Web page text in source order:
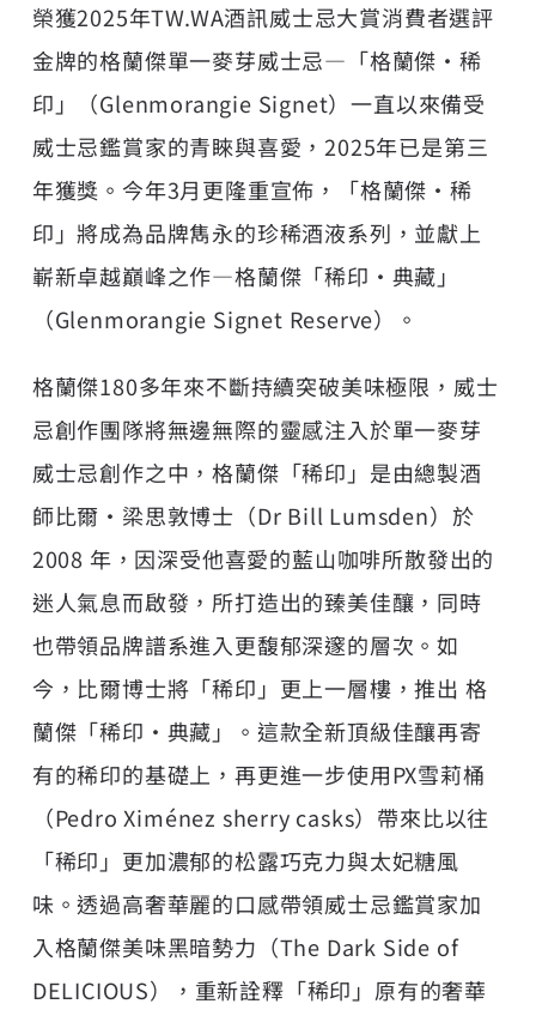
榮獲2025年TW.WA酒訊威士忌大賞消費者選評
金牌的格蘭傑單一麥芽威士忌—「格蘭傑・稀
印」（Glenmorangie Signet）一直以來備受
威士忌鑑賞家的青睞與喜愛，2025年已是第三
年獲獎。今年3月更隆重宣佈，「格蘭傑・稀
印」將成為品牌雋永的珍稀酒液系列，並獻上
嶄新卓越巔峰之作—格蘭傑「稀印‧典藏」
（Glenmorangie Signet Reserve）。
格蘭傑180多年來不斷持續突破美味極限，威士
忌創作團隊將無邊無際的靈感注入於單一麥芽
威士忌創作之中，格蘭傑「稀印」是由總製酒
師比爾‧梁思敦博士（Dr Bill Lumsden）於
2008 年，因深受他喜愛的藍山咖啡所散發出的
迷人氣息而啟發，所打造出的臻美佳釀，同時
也帶領品牌譜系進入更馥郁深邃的層次。如
今，比爾博士將「稀印」更上一層樓，推出 格
蘭傑「稀印‧典藏」。這款全新頂級佳釀再寄
有的稀印的基礎上，再更進一步使用PX雪莉桶
（Pedro Ximénez sherry casks）帶來比以往
「稀印」更加濃郁的松露巧克力與太妃糖風
味。透過高奢華麗的口感帶領威士忌鑑賞家加
入格蘭傑美味黑暗勢力（The Dark Side of
DELICIOUS），重新詮釋「稀印」原有的奢華